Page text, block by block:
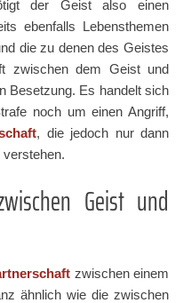
der Geist also einen
ebenfalls Lebensthemen
die zu denen des Geistes
zwischen dem Geist und
Besetzung. Es handelt sich
noch um einen Angriff,
, die jedoch nur dann
Geist und
zwischen einem
ähnlich wie die zwischen